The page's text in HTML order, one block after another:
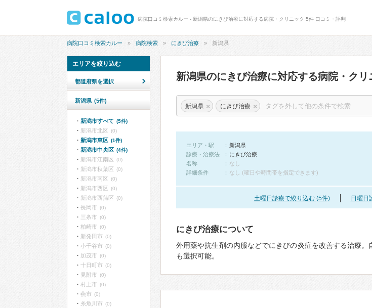
病院口コミ検索カルー - 新潟県のにきび治療に対応する病院・クリニック 5件 口コミ・評判
病院口コミ検索カルー 病院検索 にきび治療 新潟県
新潟県のにきび治療に対応する病院・クリ
新潟県 × にきび治療 ×
エリア・駅
新潟県
診療・治療法
にきび治療
名称
なし
詳細条件
なし (曜日や時間帯を指定できます)
土曜日診療で絞り込む (5件) 日曜日
にきび治療について
外用薬や抗生剤の内服などでにきびの炎症を改善する治療
も選択可能。
エリアを絞り込む
都道府県を選択
新潟県 (5件)
新潟市すべて (5件)
新潟市北区 (0)
新潟市東区 (1件)
新潟市中央区 (4件)
新潟市江南区 (0)
新潟市秋葉区 (0)
新潟市南区 (0)
新潟市西区 (0)
新潟市西蒲区 (0)
長岡市 (0)
三条市 (0)
柏崎市 (0)
新発田市 (0)
小千谷市 (0)
加茂市 (0)
十日町市 (0)
見附市 (0)
村上市 (0)
燕市 (0)
糸魚川市 (0)